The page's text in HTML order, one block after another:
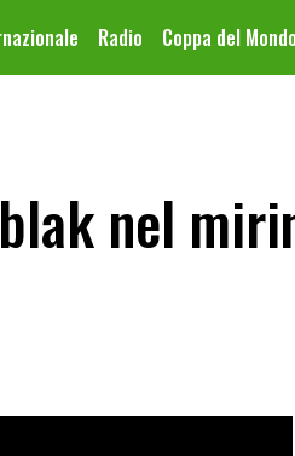
Radio Coppa del
nel